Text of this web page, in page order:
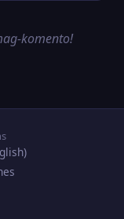
komento!